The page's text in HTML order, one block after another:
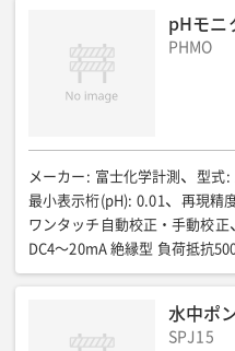
872 全高
接続(A): 流入口:50/放流口:100
pHモニ
PHMO
メーカー : 富士化学計測 型式:
最小表示桁(pH): 0.01 再現精
ワンタッチ自動校正・手動校正
DC4〜20mA 絶縁型 負荷抵抗
AL1.4(1a)(2点警報出力)
警報
消費電
100(50/60Hz)
寸法(mm) : 長
水中ポ
SPJ15